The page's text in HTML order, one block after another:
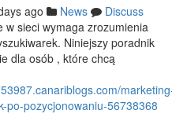
ago News
Discuss
w sieci wymaga zrozumienia
Niniejszy poradnik
dla osób , które chcą
po-pozycjonowaniu-56738368